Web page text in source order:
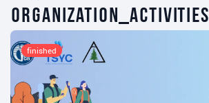
organization_activities
finished